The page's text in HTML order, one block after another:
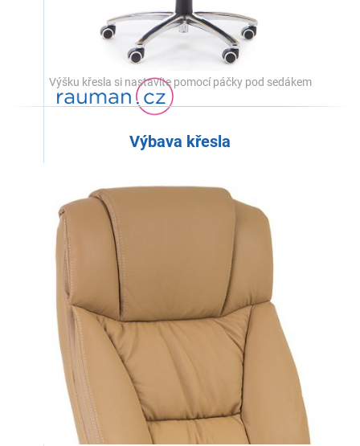
Výšku křesla si nastavíte pomocí páčky pod sedákem
Výbava křesla